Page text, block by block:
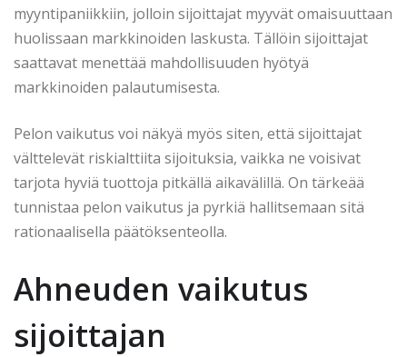
myyntipaniikkiin, jolloin sijoittajat myyvät omaisuuttaan
huolissaan markkinoiden laskusta. Tällöin sijoittajat
saattavat menettää mahdollisuuden hyötyä
markkinoiden palautumisesta.
Pelon vaikutus voi näkyä myös siten, että sijoittajat
välttelevät riskialttiita sijoituksia, vaikka ne voisivat
tarjota hyviä tuottoja pitkällä aikavälillä. On tärkeää
tunnistaa pelon vaikutus ja pyrkiä hallitsemaan sitä
rationaalisella päätöksenteolla.
Ahneuden vaikutus
sijoittajan